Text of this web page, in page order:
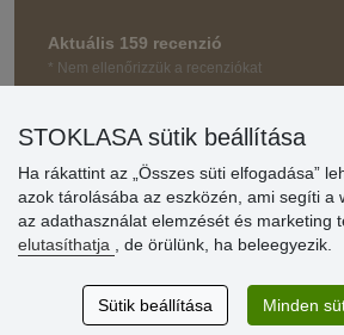
Aktuális 159 recenzió
* Nem ellenőrizzük a recenziókat
STOKLASA sütik beállítása
Ha rákattint az „Összes süti elfogadása”
azok tárolásába az eszközén, ami segíti a
az adathasználat elemzését és marketing
elutasíthatja
, de örülünk, ha beleegyezik.
Sütik beállítása Minden